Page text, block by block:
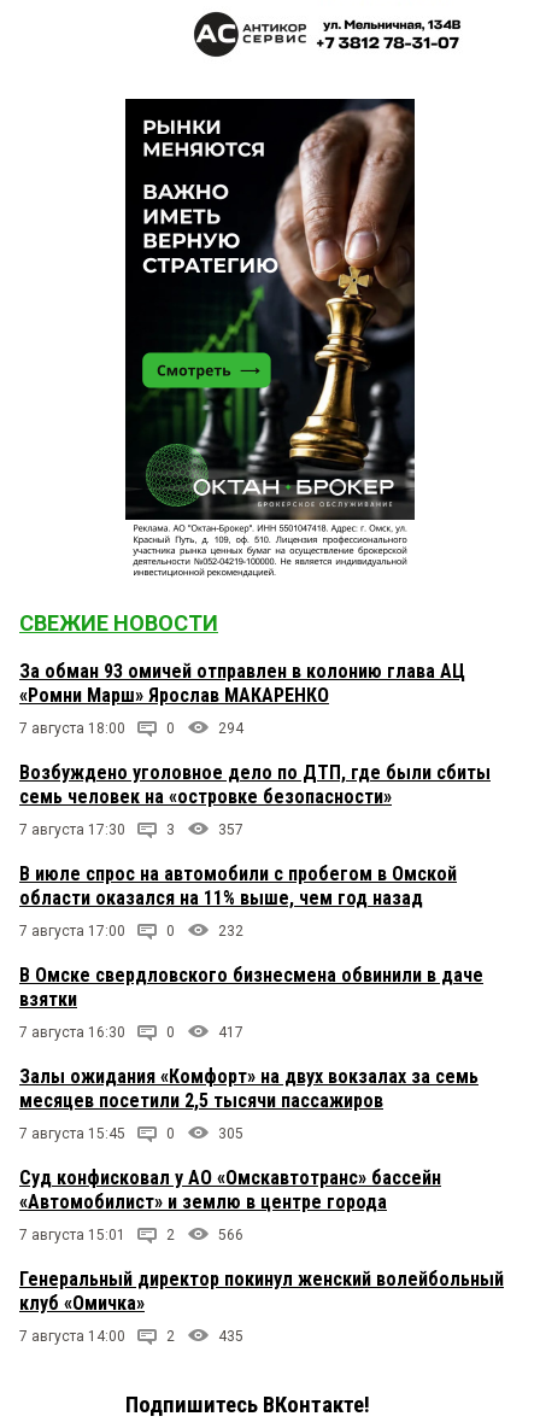
СВЕЖИЕ НОВОСТИ
За обман 93 омичей отправлен в колонию глава АЦ
«Ромни Марш» Ярослав МАКАРЕНКО
7 августа 18:00 0 294
Возбуждено уголовное дело по ДТП, где были сбиты
семь человек на «островке безопасности»
7 августа 17:30 3 357
В июле спрос на автомобили с пробегом в Омской
области оказался на 11% выше, чем год назад
7 августа 17:00 0 232
В Омске свердловского бизнесмена обвинили в даче
взятки
7 августа 16:30 0 417
Залы ожидания «Комфорт» на двух вокзалах за семь
месяцев посетили 2,5 тысячи пассажиров
7 августа 15:45 0 305
Суд конфисковал у АО «Омскавтотранс» бассейн
«Автомобилист» и землю в центре города
7 августа 15:01 2 566
Генеральный директор покинул женский волейбольный
клуб «Омичка»
7 августа 14:00 2 435
Подпишитесь ВКонтакте!